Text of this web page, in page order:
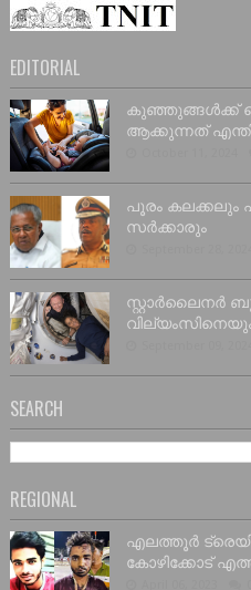
EDITORIAL
കുഞ്ഞുങ്ങൾക്ക്
ആക്കുന്നത്
പൂരം കലക്കലും
സർക്കാരും
സ്റ്റാർലൈനർ
വില്യംസിനെയും
SEARCH
REGIONAL
എലത്തൂർ
കോഴിക്കോട്